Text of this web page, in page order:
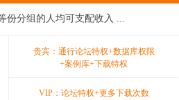
份分组的人均可支配收入 ...
贵宾：通行论坛特权+数据库权限
+案例库+下载特权
VIP：论坛特权+更多下载次数